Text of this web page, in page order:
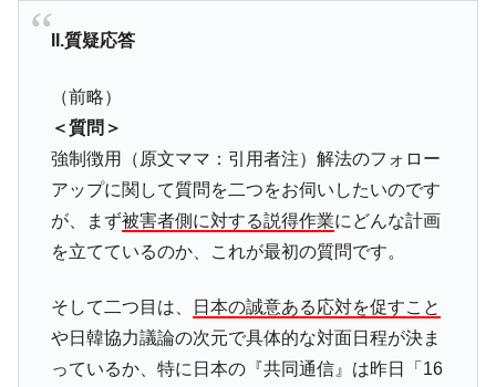
Fact1
府県とは？
Fact1 奇跡の毛色「白毛馬」とは？
Fact1
全て勝つといくら？ 競馬GI競走で勝利騎手がもら
える賞金とは？
Fact1 平成仮面ライダーの意外すぎるモチーフとは？
Fact1
発表から2日で大崩壊、鳴かず飛ばずに終わりそう
Fact1
日本人マスターズ挑戦の歴史。松山以前に最高位
だった選手とは？
Fact1
甲子園通算本塁打、最多の清原に次いで多く打っ
II.質疑応答
（前略）
＜質問＞
強制徴用（原文ママ：引用者注）解法のフォロー
アップに関して質問を二つをお伺いしたいのです
が、まず被害者側に対する説得作業にどんな計画
を立てているのか、これが最初の質問です。
そして二つ目は、
日本の誠意ある応対を促すこと
や日韓協力議論の次元で具体的な対面日程が決ま
っているか、特に日本の『共同通信』は昨日「16